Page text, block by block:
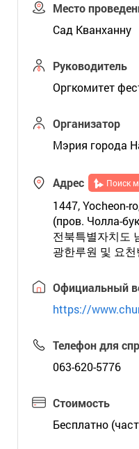
Место
Сад Кванханну
Руководитель
Оргкомитет
Организатор
Мэрия города
Адрес Поиск
1447, Yocheon-
(пров. Чолла-
전북특별자치도
광한루원 및 요천
Официальный
https://
Телефон для
063-620-5776
Стоимость
Бесплатно